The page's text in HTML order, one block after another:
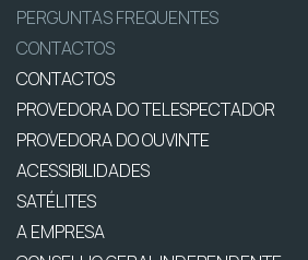
PERGUNTAS FREQUENTES
CONTACTOS
CONTACTOS
PROVEDORA DO TELESPECTADOR
PROVEDORA DO OUVINTE
ACESSIBILIDADES
SATÉLITES
A EMPRESA